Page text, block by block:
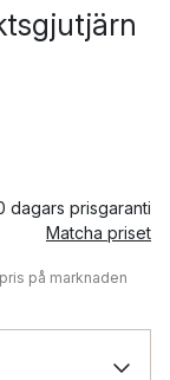
dagars prisgaranti
Matcha priset
på marknaden